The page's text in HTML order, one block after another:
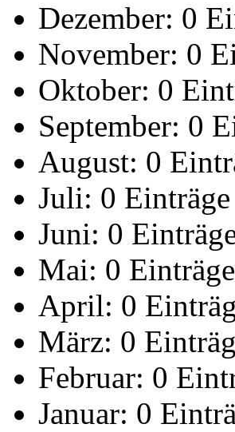
Dezember: 0
November: 0
Oktober: 0
September: 0
August: 0
Juli: 0 Einträge
Juni: 0
Mai: 0 Einträge
April: 0
März: 0
Februar: 0
Januar: 0